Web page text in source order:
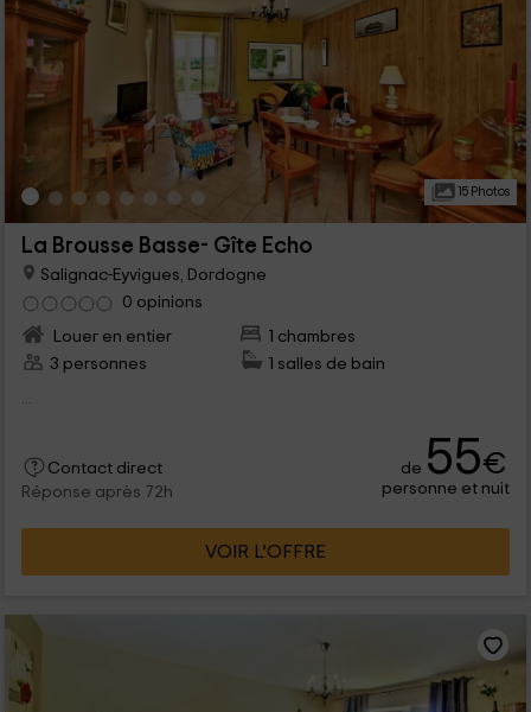
15 Photos
La Brousse Basse- Gîte Echo
Salignac-Eyvigues, Dordogne
0 opinions
Louer en entier
1 chambres
3 personnes
1 salles de bain
Contact direct
Réponse après 72h
de 55€
personne et nuit
VOIR L’OFFRE